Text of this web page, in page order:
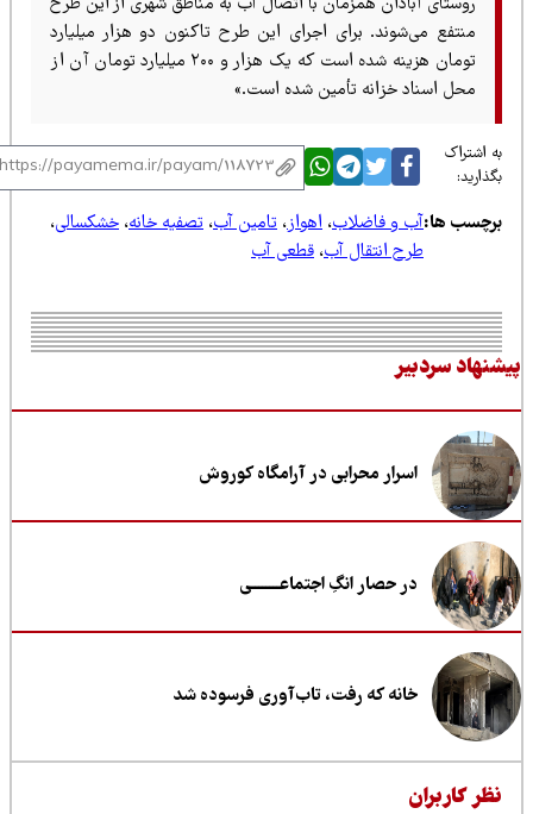
منتفع می‌شوند. برای اجرای این طرح تاکنون دو هزار میلیارد
تومان هزینه شده است که یک هزار و ۲۰۰ میلیارد تومان آن از
محل اسناد خزانه تأمین شده است.»
اشتراک
ها:آب و فاضلاب،اهواز ،تامین آب،تصفیه خانه،خشکسالی،
طرح انتقال آب،قطعی آب
سردبیر
اسرار محرابی در آرامگاه کوروش
در حصار انگِ اجتماعــــــــی
خانه که رفت، تاب‌آوری فرسوده شد
کاربران